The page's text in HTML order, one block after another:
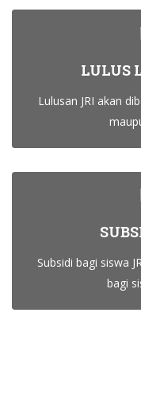
LULUS
Lulusan JRI akan
Subsidi bagi siswa
bagi